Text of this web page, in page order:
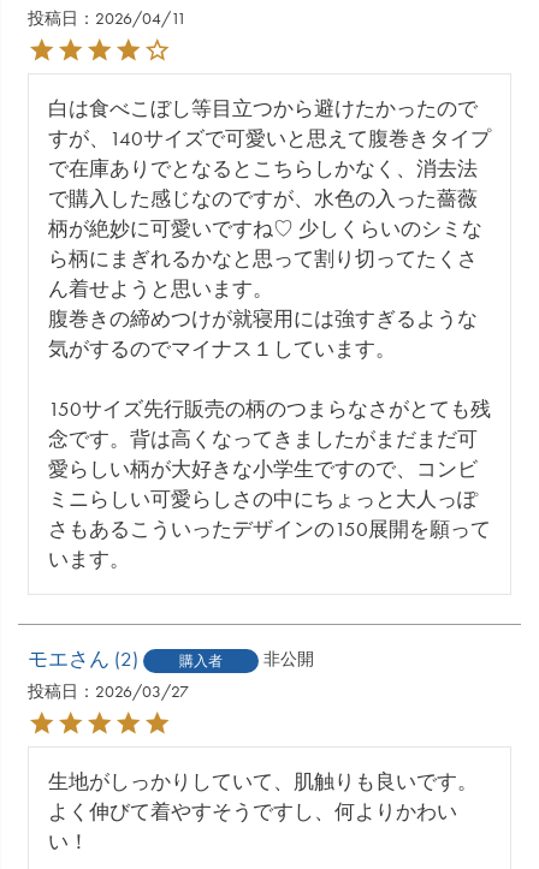
投稿日
2026/04/11
白は食べこぼし等目立つから避けたかったので
すが、140サイズで可愛いと思えて腹巻きタイプ
で在庫ありでとなるとこちらしかなく、消去法
で購入した感じなのですが、水色の入った薔薇
柄が絶妙に可愛いですね♡ 少しくらいのシミな
ら柄にまぎれるかなと思って割り切ってたくさ
ん着せようと思います。
腹巻きの締めつけが就寝用には強すぎるような
気がするのでマイナス１しています。
150サイズ先行販売の柄のつまらなさがとても残
念です。背は高くなってきましたがまだまだ可
愛らしい柄が大好きな小学生ですので、コンビ
ミニらしい可愛らしさの中にちょっと大人っぽ
さもあるこういったデザインの150展開を願って
います。
モエ 2 購入者
非公開
投稿日
2026/03/27
生地がしっかりしていて、肌触りも良いです。
よく伸びて着やすそうですし、何よりかわい
い！